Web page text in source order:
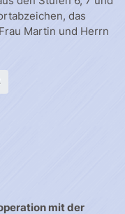
das
Martin und Herrn
mit der